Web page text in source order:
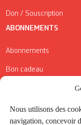
Nous utilisons des
navigation, concevoir
Don / Souscription
ABONNEMENTS
Abonnements
Bon cadeau
Conditions générales
Réductions de la Carte